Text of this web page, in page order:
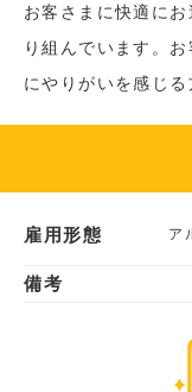
お客さまに快適に
り組んでいます。
にやりがいを感じ
雇用形態 ア
備考